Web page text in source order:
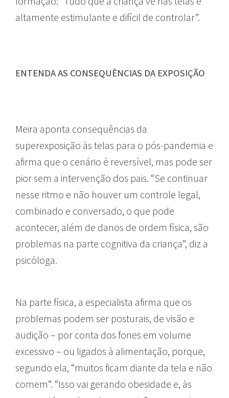
altamente estimulante e difícil de controlar”.
ENTENDA AS CONSEQUÊNCIAS DA EXPOSIÇÃO
Meira aponta consequências da
superexposição às telas para o pós-pandemia e
afirma que o cenário é reversível, mas pode ser
pior sem a intervenção dos pais. “Se continuar
nesse ritmo e não houver um controle legal,
combinado e conversado, o que pode
acontecer, além de danos de ordem física, são
problemas na parte cognitiva da criança”, diz a
psicóloga.
Na parte física, a especialista afirma que os
problemas podem ser posturais, de visão e
audição – por conta dos fones em volume
excessivo – ou ligados à alimentação, porque,
segundo ela, “muitos ficam diante da tela e não
comem”. “Isso vai gerando obesidade e, às